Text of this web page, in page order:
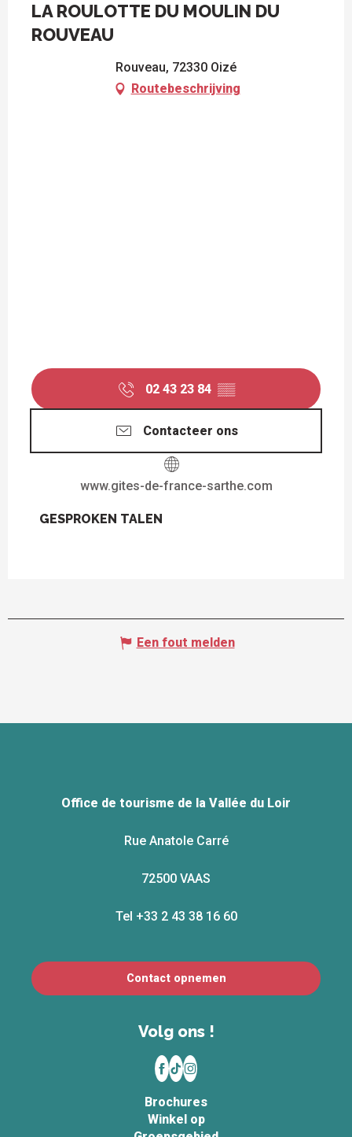
LA ROULOTTE DU MOULIN DU
ROUVEAU
Rouveau, 72330 Oizé
Routebeschrijving
02 43 23 84 ▒▒
Contacteer ons
www.gites-de-france-sarthe.com
GESPROKEN TALEN
GESPROKEN TALEN
Een fout melden
Office de tourisme de la Vallée du Loir
Rue Anatole Carré
72500 VAAS
Tel +33 2 43 38 16 60
Contact opnemen
Volg ons !
Brochures
Winkel op